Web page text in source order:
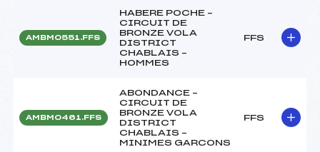
AMBM0551.FFS
HABERE POCHE –
CIRCUIT DE
BRONZE VOLA
DISTRICT
CHABLAIS –
HOMMES
FFS
AMBM0461.FFS
ABONDANCE –
CIRCUIT DE
BRONZE VOLA
DISTRICT
CHABLAIS –
MINIMES GARCONS
FFS